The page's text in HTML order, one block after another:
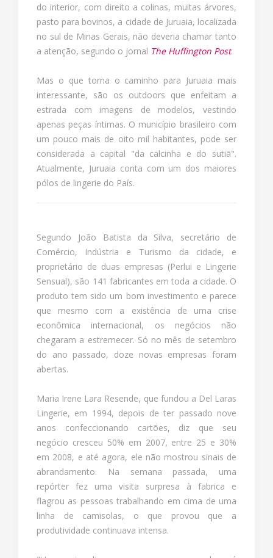
do interior, com direito a colinas, muitas árvores,
pasto para bovinos, a cidade de Juruaia, localizada
no sul de Minas Gerais, não deveria chamar tanto
a atenção, segundo o jornal The Huffington Post.
Mas o que torna o caminho para Juruaia mais
interessante, são os outdoors que enfeitam a
estrada com imagens de modelos, vestindo
apenas peças íntimas. O município brasileiro com
um pouco mais de oito mil habitantes, pode ser
considerada a capital "da calcinha e do sutiã".
Atualmente, Juruaia conta com um dos maiores
pólos de lingerie do País.
Segundo João Batista da Silva, secretário de
Comércio, Indústria e Turismo da cidade, e
proprietário de duas empresas (Perlui e Lingerie
Sensual), são 141 fabricantes em toda a cidade. O
produto tem sido um bom investimento e parece
que mesmo com a existência de uma crise
econômica internacional, os negócios não
chegaram a estremecer. Só no mês de setembro
do ano passado, doze novas empresas foram
abertas.
Maria Irene Lara Resende, que fundou a Del Laras
Lingerie, em 1994, depois de ter passado nove
anos confeccionando cartões, diz que seu
negócio cresceu 50% em 2007, entre 25 e 30%
em 2008, e até agora, ele não mostrou sinais de
abrandamento. Na semana passada, uma
repórter fez uma visita surpresa à fabrica e
flagrou as pessoas trabalhando em cima de uma
linha de camisolas, o que provou que a
produtividade continuava intensa.